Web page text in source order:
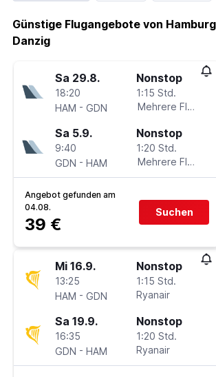
Günstige Flugangebote von
Danzig
Sa 29.8.
18:20
HAM - GDN
Nonstop
1:15 Std.
Mehrere Fluglinien
Sa 5.9.
9:40
GDN - HAM
Nonstop
1:20 Std.
Mehrere Fluglinien
Angebot gefunden am
04.08.
39 €
Suchen
Mi 16.9.
13:25
HAM - GDN
Nonstop
1:15 Std.
Ryanair
Sa 19.9.
16:35
GDN - HAM
Nonstop
1:20 Std.
Ryanair